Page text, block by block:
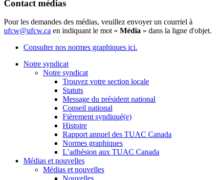
Contact médias
Pour les demandes des médias, veuillez envoyer un courriel à
ufcw@ufcw.ca en indiquant le mot « Média » dans la ligne d'objet.
Consulter nos normes graphiques ici.
Notre syndicat
Notre syndicat
Trouvez votre section locale
Statuts
Message du président national
Conseil national
Fièrement syndiqué(e)
Histoire
Rapport annuel des TUAC Canada
Normes graphiques
L’adhésion aux TUAC Canada
Médias et nouvelles
Médias et nouvelles